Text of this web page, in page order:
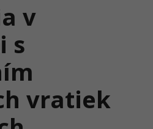
v
s
vratiek